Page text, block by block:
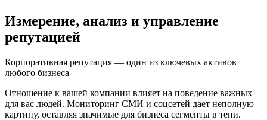
Измерение, анализ и управление
репутацией
Корпоративная репутация — один из ключевых активов
любого бизнеса
Отношение к вашей компании влияет на поведение важных
для вас людей. Мониторинг СМИ и соцсетей дает неполную
картину, оставляя значимые для бизнеса сегменты в тени.